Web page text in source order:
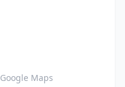
Google Maps